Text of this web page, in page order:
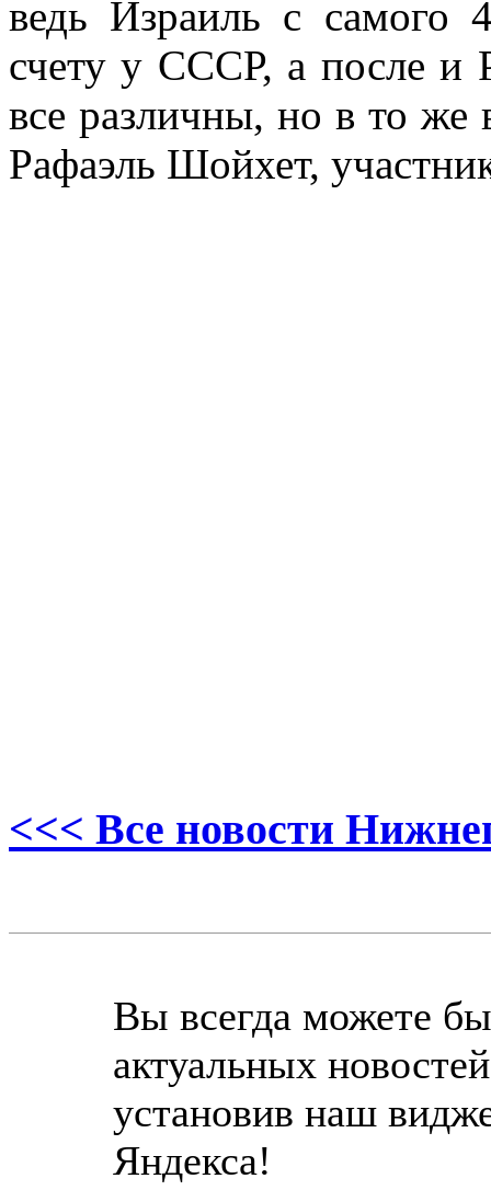
ведь Израиль с
счету у СССР, а после и
все различны, но в то
Рафаэль Шойхет,
<<< Все новости
Вы всегда можете
актуальных
установив наш
Яндекса!